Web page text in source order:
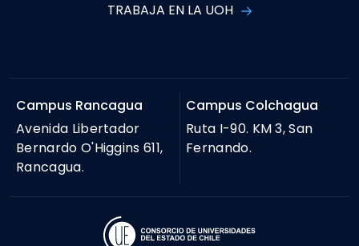
TRABAJA EN LA UOH
Campus Rancagua
Avenida Libertador
Bernardo O'Higgins 611,
Rancagua.
Campus Colchagua
Ruta I-90. KM 3, San
Fernando.